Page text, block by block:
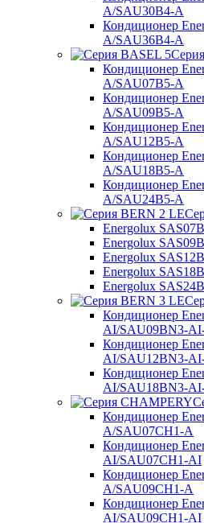
A/SAU30B4-A
Кондиционер
A/SAU36B4-A
Кондиционер
A/SAU07B5-A
Кондиционер
A/SAU09B5-A
Кондиционер
A/SAU12B5-A
Кондиционер
A/SAU18B5-A
Кондиционер
A/SAU24B5-A
Energolux
Energolux
Energolux
Energolux
Energolux
Кондиционер
AI/SAU09BN3-
Кондиционер
AI/SAU12BN3-
Кондиционер
AI/SAU18BN3-
Кондиционер
A/SAU07CH1-A
Кондиционер
AI/SAU07CH1-AI
Кондиционер
A/SAU09CH1-A
Кондиционер
AI/SAU09CH1-AI